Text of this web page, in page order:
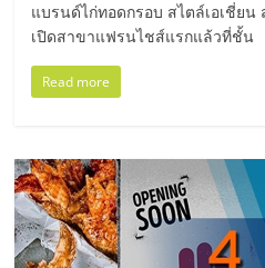
SMEs,
แฟ
รน
ไชส์,
แบรนด์ไก่ทอดกรอบ สไตล์เอเชี่ยน
เปิดสาขาแฟรนไชส์แรกแล้วที่ชั้น
Read more